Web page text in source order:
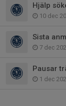
10 dec
Sista
7 dec
Pausar
1 dec